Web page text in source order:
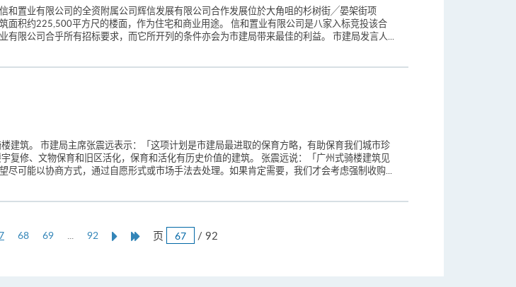
和置业有限公司的全资附属公司辉信发展有限公司合作发展位於大角咀的杉树街╱晏架街项
积约225,500平方尺的楼面，作为住宅和商业用途。 信和置业有限公司是八家入标竞投该合
限公司合乎所有招标要求，而它所开列的条件亦会为市建局带来最佳的利益。 市建局发言人...
筑。 市建局主席张震远表示：「这项计划是市建局最进取的保育方略，有助保育我们城市珍
复修、文物保育和旧区活化，保育和活化有历史价值的建筑。 张震远说：「广州式骑楼建筑见
可能以协商方式，通过自愿形式或市场手法去处理。如果肯定需要，我们才会考虑强制收购...
本
68 69 ... 92
NextLast页 / 92